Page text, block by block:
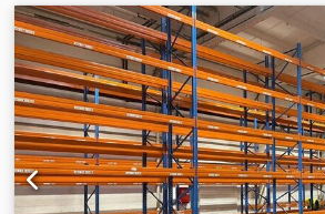
2700 mm átfutás: 3000 kg 3600 mm
Acél S-235 JR (hidegen hengerelt acél)
téglalap alakú profil Rögzítés: A traverz
kampós fülek akasztáshoz,
Porszórt narancssárga Gyártás:
szállítási terjedelem 05 x PR9000
cm mély Területi terhelés: 9000 kg 12 x
3600 cm széles, beleértve a
2200 kg 04 x Traverse PR9000 1800 cm